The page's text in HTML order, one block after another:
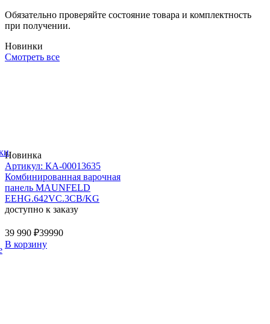
Обязательно проверяйте состояние товара и комплектность
при получении.
Новинки
Смотреть все
Новинка
Артикул: КА-00013635
Комбинированная варочная
панель MAUNFELD
EEHG.642VC.3CB/KG
доступно к заказу
39 990 ₽39990
В корзину